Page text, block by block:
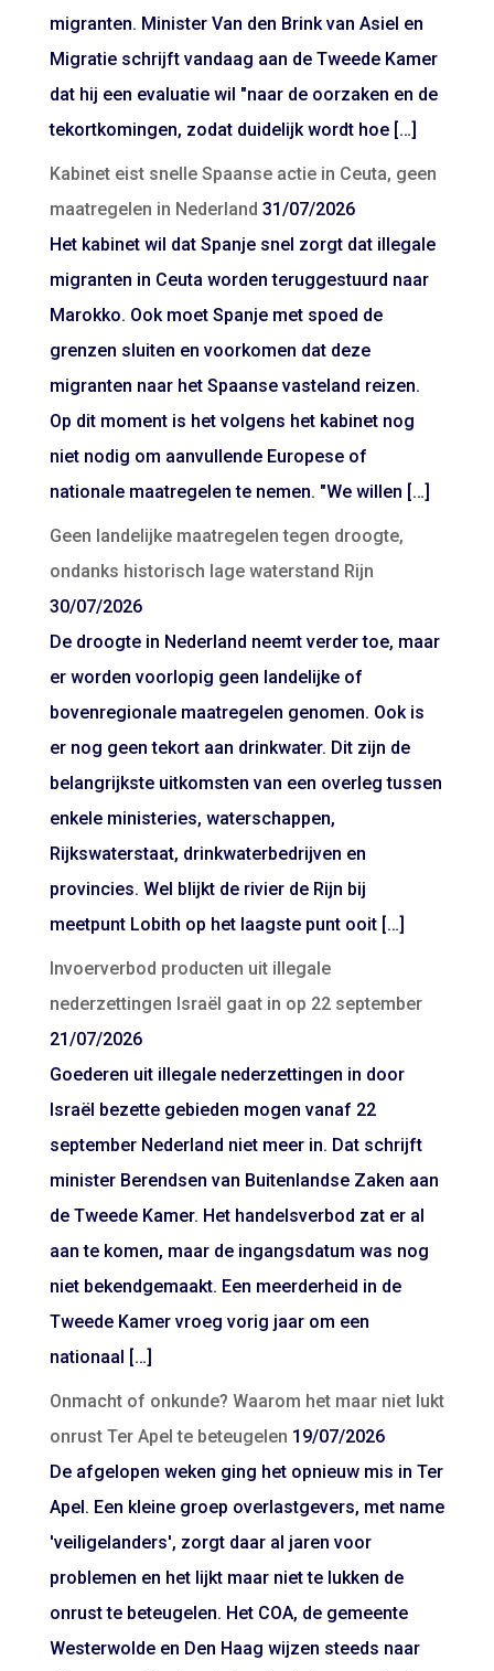
migranten. Minister Van den Brink van Asiel en
Migratie schrijft vandaag aan de Tweede Kamer
dat hij een evaluatie wil "naar de oorzaken en de
tekortkomingen, zodat duidelijk wordt hoe […]
Kabinet eist snelle Spaanse actie in Ceuta, geen
maatregelen in Nederland 31/07/2026
Het kabinet wil dat Spanje snel zorgt dat illegale
migranten in Ceuta worden teruggestuurd naar
Marokko. Ook moet Spanje met spoed de
grenzen sluiten en voorkomen dat deze
migranten naar het Spaanse vasteland reizen.
Op dit moment is het volgens het kabinet nog
niet nodig om aanvullende Europese of
nationale maatregelen te nemen. "We willen […]
Geen landelijke maatregelen tegen droogte,
ondanks historisch lage waterstand Rijn
30/07/2026
De droogte in Nederland neemt verder toe, maar
er worden voorlopig geen landelijke of
bovenregionale maatregelen genomen. Ook is
er nog geen tekort aan drinkwater. Dit zijn de
belangrijkste uitkomsten van een overleg tussen
enkele ministeries, waterschappen,
Rijkswaterstaat, drinkwaterbedrijven en
provincies. Wel blijkt de rivier de Rijn bij
meetpunt Lobith op het laagste punt ooit […]
Invoerverbod producten uit illegale
nederzettingen Israël gaat in op 22 september
21/07/2026
Goederen uit illegale nederzettingen in door
Israël bezette gebieden mogen vanaf 22
september Nederland niet meer in. Dat schrijft
minister Berendsen van Buitenlandse Zaken aan
de Tweede Kamer. Het handelsverbod zat er al
aan te komen, maar de ingangsdatum was nog
niet bekendgemaakt. Een meerderheid in de
Tweede Kamer vroeg vorig jaar om een
nationaal […]
Onmacht of onkunde? Waarom het maar niet lukt
onrust Ter Apel te beteugelen 19/07/2026
De afgelopen weken ging het opnieuw mis in Ter
Apel. Een kleine groep overlastgevers, met name
'veiligelanders', zorgt daar al jaren voor
problemen en het lijkt maar niet te lukken de
onrust te beteugelen. Het COA, de gemeente
Westerwolde en Den Haag wijzen steeds naar